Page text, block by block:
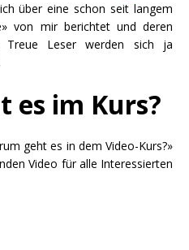
über eine schon seit langem
von mir berichtet und deren
Treue Leser werden sich ja
es im Kurs?
geht es in dem Video-Kurs?»
Video für alle Interessierten